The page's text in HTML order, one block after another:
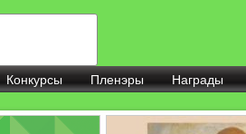
Конкурсы Пленэры Награды